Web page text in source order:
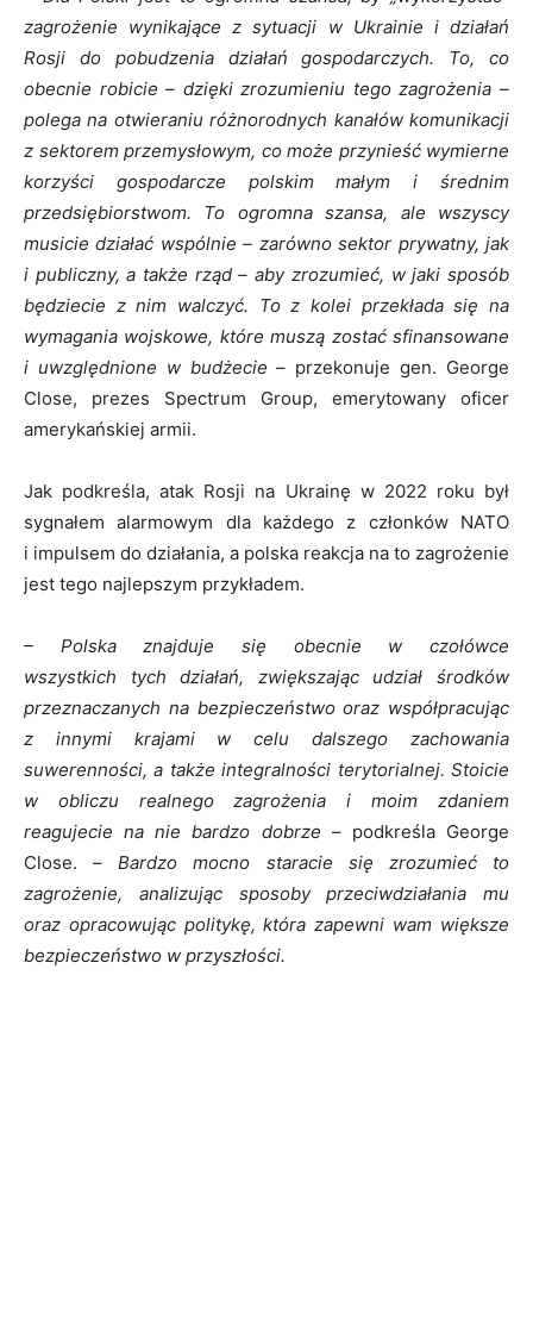
zagrożenie wynikające z sytuacji w Ukrainie i działań
Rosji do pobudzenia działań gospodarczych. To, co
obecnie robicie – dzięki zrozumieniu tego zagrożenia –
polega na otwieraniu różnorodnych kanałów komunikacji
z sektorem przemysłowym, co może przynieść wymierne
korzyści gospodarcze polskim małym i średnim
przedsiębiorstwom. To ogromna szansa, ale wszyscy
musicie działać wspólnie – zarówno sektor prywatny, jak
i publiczny, a także rząd – aby zrozumieć, w jaki sposób
będziecie z nim walczyć. To z kolei przekłada się na
wymagania wojskowe, które muszą zostać sfinansowane
i uwzględnione w budżecie– przekonuje gen. George
Close, prezes Spectrum Group, emerytowany oficer
amerykańskiej armii.
Jak podkreśla, atak Rosji na Ukrainę w 2022 roku był
sygnałem alarmowym dla każdego z członków NATO
i impulsem do działania, a polska reakcja na to zagrożenie
jest tego najlepszym przykładem.
– Polska znajduje się obecnie w czołówce
wszystkich tychdziałań, zwiększając udział środków
przeznaczanych na bezpieczeństwo oraz współpracując
z innymi krajami w celu dalszego zachowania
suwerenności, a także integralności terytorialnej. Stoicie
w obliczu realnego zagrożenia i moim zdaniem
reagujecie na nie bardzo dobrze – podkreśla George
Close. – Bardzo mocno staracie się zrozumieć to
zagrożenie, analizując sposoby przeciwdziałania mu
oraz opracowując politykę, która zapewni wam większe
bezpieczeństwo w przyszłości.